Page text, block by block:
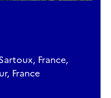
France,
France